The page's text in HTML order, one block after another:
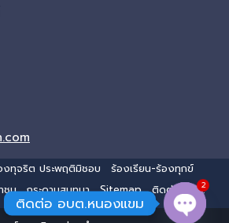
งทุจริต ประพฤติมิชอบ
ร้องเรียน-ร้องทุกข์
ชน กระดานสนทนา Sitemap ติดต่อ อบต.
ติดต่อ อบต.หนองแขม
2